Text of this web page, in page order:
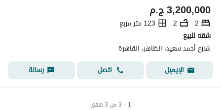
ج.م3,200,000
2
2
123 متر مربع
شقه للبيع
شارع أحمد سعيد، الظاهر، القاهرة
الإيميل
اتصل رسالة
1 - 3 من 3 شقق